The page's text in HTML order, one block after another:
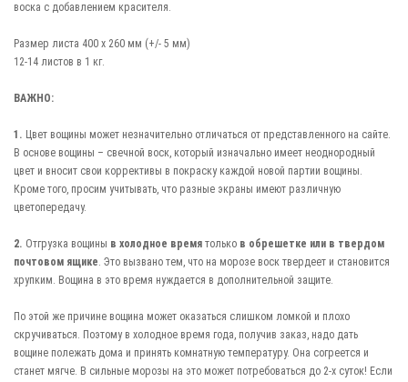
воска с добавлением красителя.
Размер листа 400 х 260 мм (+/- 5 мм)
12-14 листов в 1 кг.
ВАЖНО:
1. Цвет вощины может незначительно отличаться от представленного на сайте.
В основе вощины – свечной воск, который изначально имеет неоднородный
цвет и вносит свои коррективы в покраску каждой новой партии вощины.
Кроме того, просим учитывать, что разные экраны имеют различную
цветопередачу.
2. Отгрузка вощины в холодное время только в обрешетке или в твердом
почтовом ящике. Это вызвано тем, что на морозе воск твердеет и становится
хрупким. Вощина в это время нуждается в дополнительной защите.
По этой же причине вощина может оказаться слишком ломкой и плохо
скручиваться. Поэтому в холодное время года, получив заказ, надо дать
вощине полежать дома и принять комнатную температуру. Она согреется и
станет мягче. В сильные морозы на это может потребоваться до 2-х суток! Если